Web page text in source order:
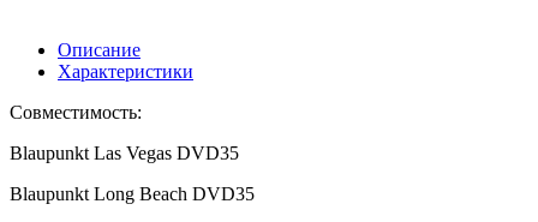
Описание
Характеристики
Совместимость:
Blaupunkt Las Vegas DVD35
Blaupunkt Long Beach DVD35